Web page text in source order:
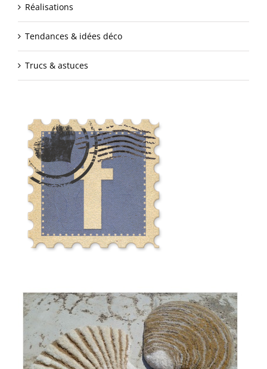
Réalisations
Tendances & idées déco
Trucs & astuces